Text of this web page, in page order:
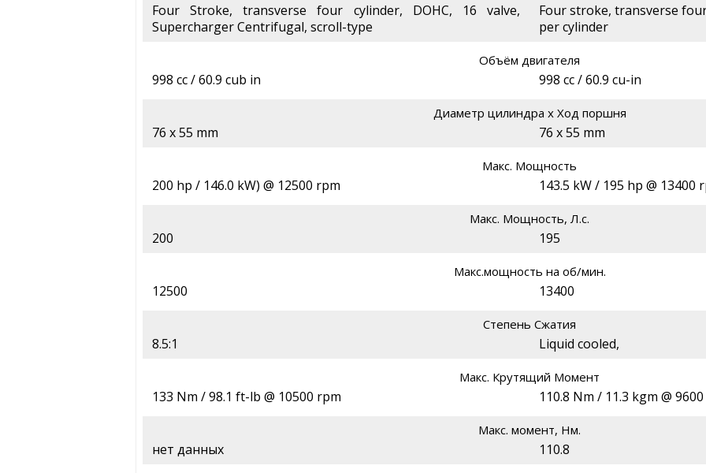
Four Stroke, transverse four cylinder, DOHC, 16 valve,
Supercharger Centrifugal, scroll-type
Four stroke, transverse
per cylinder
Объём двигателя
998 cc / 60.9 cub in 998 cc / 60.9 cu-in
Диаметр цилиндра х Ход поршня
76 x 55 mm 76 x 55 mm
Макс. Мощность
200 hp / 146.0 kW) @ 12500 rpm 143.5 kW / 195 hp @ 13400
Макс. Мощность, Л.с.
200 195
Макс.мощность на об/мин.
12500 13400
Степень Сжатия
8.5:1 Liquid cooled,
Макс. Крутящий Момент
133 Nm / 98.1 ft-lb @ 10500 rpm 110.8 Nm / 11.3 kgm @
Макс. момент, Нм.
нет данных 110.8